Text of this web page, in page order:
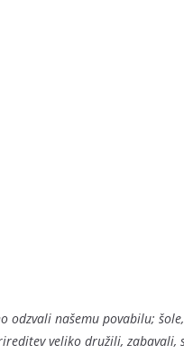
odzvali našemu povabilu;
veliko družili,